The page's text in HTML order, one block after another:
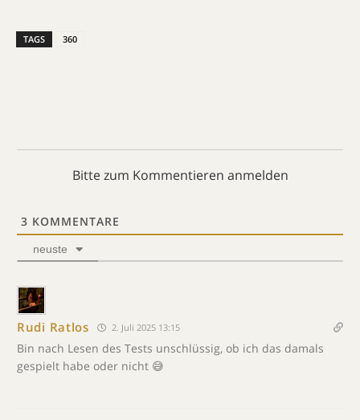
TAGS 360
Bitte zum Kommentieren anmelden
3 KOMMENTARE
neuste
Rudi Ratlos 2. Juli 2025 13:15
Bin nach Lesen des Tests unschlüssig, ob ich das damals
gespielt habe oder nicht 😅